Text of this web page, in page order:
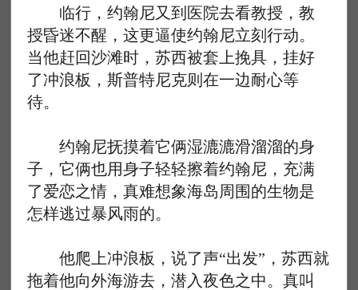
临行，约翰尼又到医院去看教授，教
授昏迷不醒，这更逼使约翰尼立刻行动。
当他赶回沙滩时，苏西被套上挽具，挂好
了冲浪板，斯普特尼克则在一边耐心等
待。
约翰尼抚摸着它俩湿漉漉滑溜溜的身
子，它俩也用身子轻轻擦着约翰尼，充满
了爱恋之情，真难想象海岛周围的生物是
怎样逃过暴风雨的。
他爬上冲浪板，说了声“出发”，苏西就
拖着他向外海游去，潜入夜色之中。真叫